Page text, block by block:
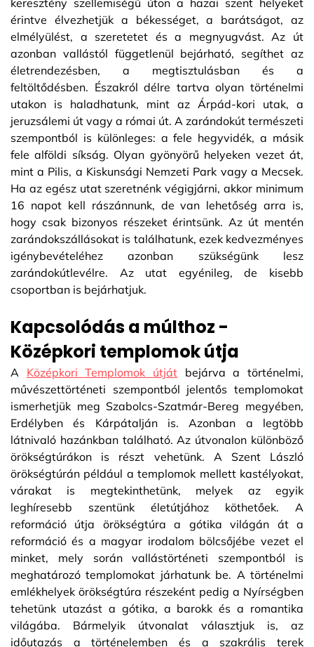
keresztény szellemiségű úton a hazai szent helyeket
érintve élvezhetjük a békességet, a barátságot, az
elmélyülést, a szeretetet és a megnyugvást. Az út
azonban vallástól függetlenül bejárható, segíthet az
életrendezésben, a megtisztulásban és a
feltöltődésben. Északról délre tartva olyan történelmi
utakon is haladhatunk, mint az Árpád-kori utak, a
jeruzsálemi út vagy a római út. A zarándokút természeti
szempontból is különleges: a fele hegyvidék, a másik
fele alföldi síkság. Olyan gyönyörű helyeken vezet át,
mint a Pilis, a Kiskunsági Nemzeti Park vagy a Mecsek.
Ha az egész utat szeretnénk végigjárni, akkor minimum
16 napot kell rászánnunk, de van lehetőség arra is,
hogy csak bizonyos részeket érintsünk. Az út mentén
zarándokszállásokat is találhatunk, ezek kedvezményes
igénybevételéhez azonban szükségünk lesz
zarándokútlevélre. Az utat egyénileg, de kisebb
csoportban is bejárhatjuk.
Kapcsolódás a múlthoz -
Középkori templomok útja
A Középkori Templomok útját bejárva a történelmi,
művészettörténeti szempontból jelentős templomokat
ismerhetjük meg Szabolcs-Szatmár-Bereg megyében,
Erdélyben és Kárpátalján is. Azonban a legtöbb
látnivaló hazánkban található. Az útvonalon különböző
örökségtúrákon is részt vehetünk. A Szent László
örökségtúrán például a templomok mellett kastélyokat,
várakat is megtekinthetünk, melyek az egyik
leghíresebb szentünk életútjához köthetőek. A
reformáció útja örökségtúra a gótika világán át a
reformáció és a magyar irodalom bölcsőjébe vezet el
minket, mely során vallástörténeti szempontból is
meghatározó templomokat járhatunk be. A történelmi
emlékhelyek örökségtúra részeként pedig a Nyírségben
tehetünk utazást a gótika, a barokk és a romantika
világába. Bármelyik útvonalat választjuk is, az
időutazás a történelemben és a szakrális terek